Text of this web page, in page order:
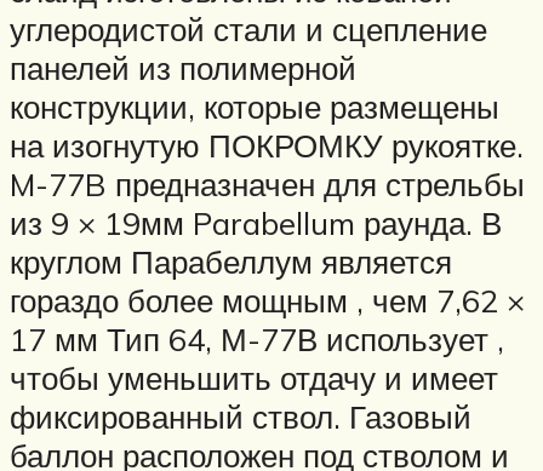
углеродистой стали и сцепление
панелей из полимерной
конструкции, которые размещены
на изогнутую ПОКРОМКУ рукоятке.
M-77B предназначен для стрельбы
из 9 × 19мм Parabellum раунда. В
круглом Парабеллум является
гораздо более мощным , чем 7,62 ×
17 мм Тип 64, М-77В использует ,
чтобы уменьшить отдачу и имеет
фиксированный ствол. Газовый
баллон расположен под стволом и